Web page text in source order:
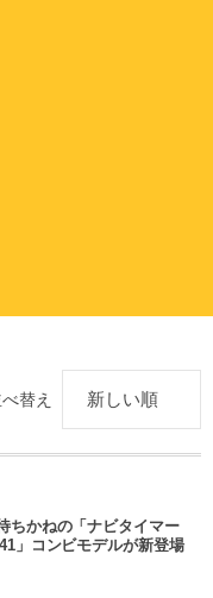
替え
ちかねの「ナビタイマー
」コンビモデルが新登場